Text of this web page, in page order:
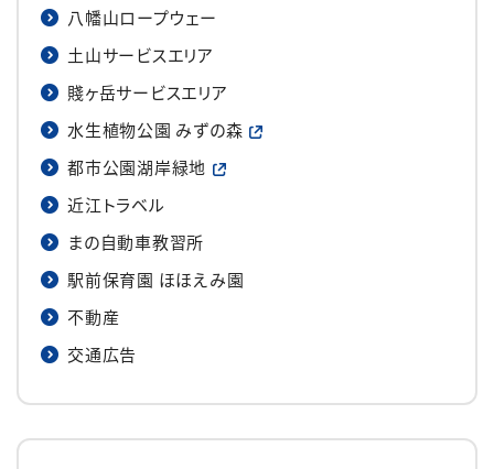
八幡山ロープウェー
土山サービスエリア
賤ヶ岳サービスエリア
水生植物公園 みずの森
都市公園湖岸緑地
近江トラベル
まの自動車教習所
駅前保育園 ほほえみ園
不動産
交通広告